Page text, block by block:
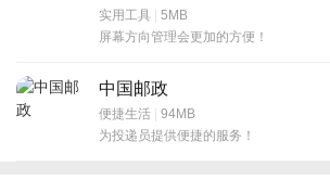
实用工具 | 5MB
屏幕方向管理会更加的方便！
中国邮政
便捷生活 | 94MB
为投递员提供便捷的服务！